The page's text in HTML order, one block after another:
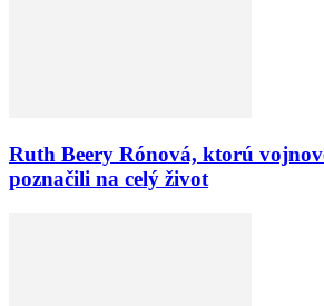
Ruth Beery Rónová, ktorú
poznačili na celý život